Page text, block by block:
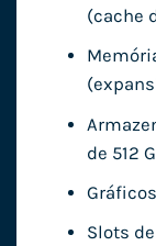
(cache
de 512
Slots